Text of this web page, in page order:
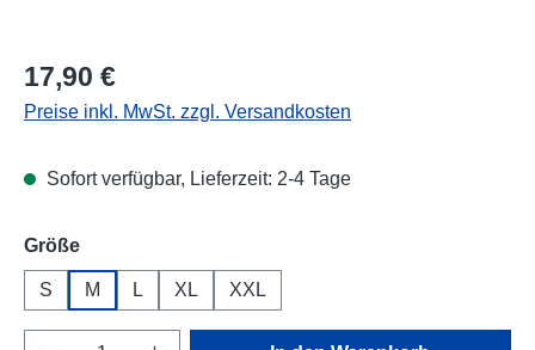
Regulärer Preis:
17,90 €
Preise inkl. MwSt. zzgl. Versandkosten
Sofort verfügbar, Lieferzeit: 2-4 Tage
Größeauswählen
S M L XL XXL